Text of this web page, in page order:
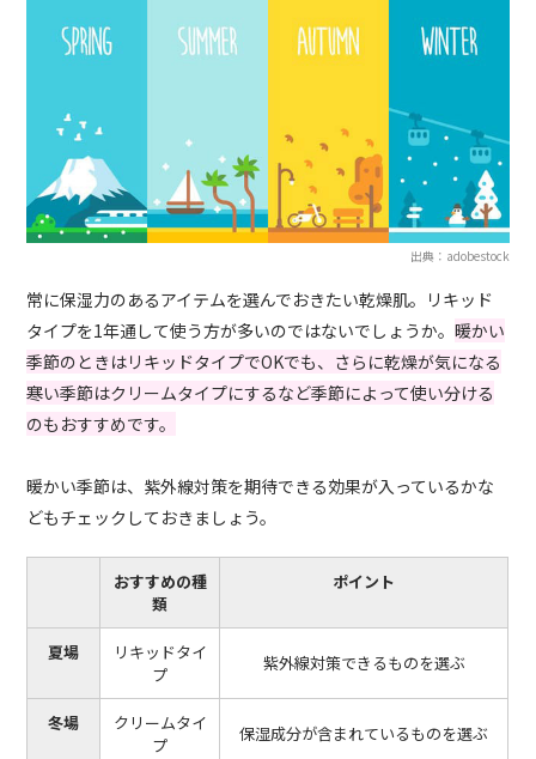
出典：adobestock
常に保湿力のあるアイテムを選んでおきたい乾燥肌。リキッド
タイプを1年通して使う方が多いのではないでしょうか。暖かい
季節のときはリキッドタイプでOKでも、さらに乾燥が気になる
寒い季節はクリームタイプにするなど季節によって使い分ける
のもおすすめです。
暖かい季節は、紫外線対策を期待できる効果が入っているかな
どもチェックしておきましょう。
おすすめの種
類
ポイント
夏場
リキッドタイ
プ
紫外線対策できるものを選ぶ
冬場
クリームタイ
プ
保湿成分が含まれているものを選ぶ